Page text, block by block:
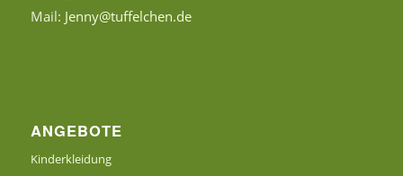
Mail: Jenny@tuffelchen.de
ANGEBOTE
Kinderkleidung